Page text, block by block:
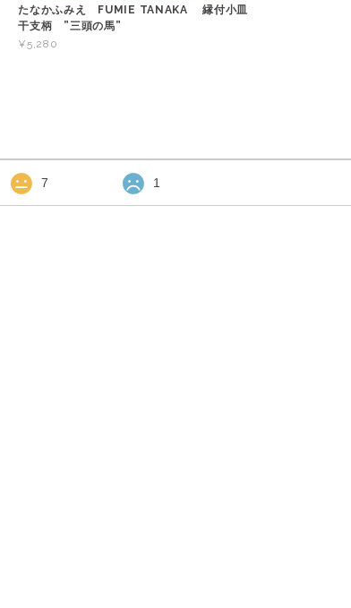
たなかふみえ FUMIE TANAKA 縁付小皿
干支柄 ”三頭の馬”
¥5,280
7 1